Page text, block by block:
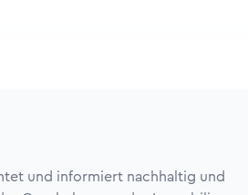
und informiert nachhaltig und